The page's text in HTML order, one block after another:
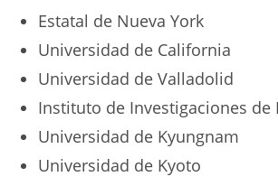
Estatal de Nueva York
Universidad de California
Universidad de Valladolid
Instituto de Investigaciones de
Universidad de Kyungnam
Universidad de Kyoto